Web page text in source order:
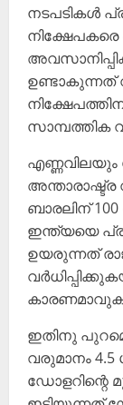
നടപടികള്‍
ഉണ്ടാകുന്നത്
സാമ്പത്തിക
ബാരലിന്
ഇന്ത്യയെ
ഉയരുന്നത്
ഇതിനു
വരുമാനം
ഡോളറിന്റെ